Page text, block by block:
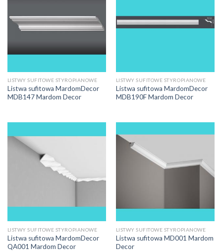
LISTWY SUFITOWE STYROPIANOWE
Listwa sufitowa MardomDecor
MDB147 Mardom Decor
LISTWY SUFITOWE STYROPIANOWE
Listwa sufitowa MardomDecor
MDB190F Mardom Decor
LISTWY SUFITOWE STYROPIANOWE
Listwa sufitowa MardomDecor
QA001 Mardom Decor
LISTWY SUFITOWE STYROPIANOWE
Listwa sufitowa MD001 Mardom
Decor